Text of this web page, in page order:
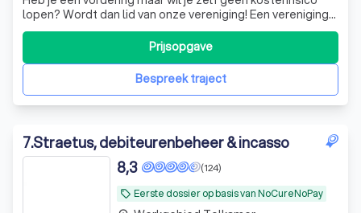
lopen? Wordt dan lid van onze vereniging! Een vereniging
ván en vóór ondernemers. Al 15 jaar helpen we onze leden
Bespreek traject
Prijsopgave
7.Straetus, debiteurenbeheer & incasso
local_offer Eerste dossier op basis van NoCureNoPay
(124)
8,3